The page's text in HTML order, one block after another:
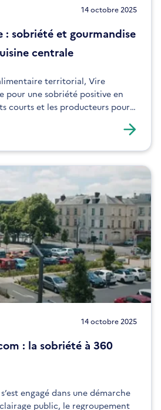
14 octobre 2025
: sobriété et gourmandise
centrale
territorial, Vire
pour une sobriété positive en
courts et les producteurs pour
14 octobre 2025
: la sobriété à 360
engagé dans une démarche
public, le regroupement